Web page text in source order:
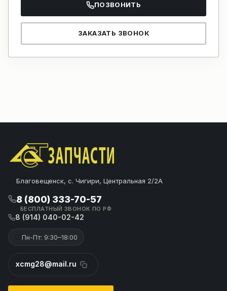
ПОЗВОНИТЬ
ЗАКАЗАТЬ ЗВОНОК
Благовещенск, с. Чигири, Центральная 2/2А
8 (800) 333-70-57
БЕСПЛАТНЫЙ ЗВОНОК ПО РФ
8 (914) 040-02-42
Пн-Пт: 9:30–18:00
xcmg28@mail.ru